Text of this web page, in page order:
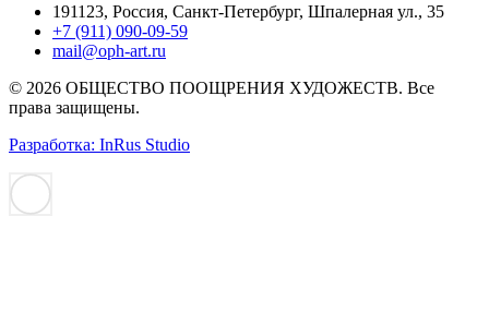
191123, Россия, Санкт-Петербург, Шпалерная ул., 35
+7 (911) 090-09-59
mail@oph-art.ru
© 2026 ОБЩЕСТВО ПООЩРЕНИЯ ХУДОЖЕСТВ. Все
права защищены.
Разработка: InRus Studio